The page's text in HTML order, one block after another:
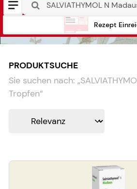
Rezept
PRODUKTSUCHE
Sie suchen nach: „
Tropfen“